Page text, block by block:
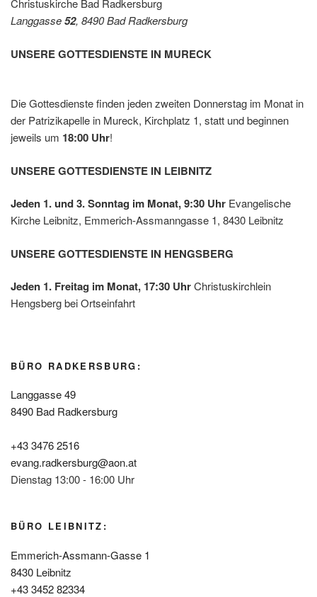
Christuskirche Bad Radkersburg
Langgasse52, 8490 Bad Radkersburg
UNSERE GOTTESDIENSTE IN MURECK
Die Gottesdienste finden jeden zweiten Donnerstag im Monat in
der Patrizikapelle in Mureck, Kirchplatz 1, statt und beginnen
jeweils um 18:00 Uhr!
UNSERE GOTTESDIENSTE IN LEIBNITZ
Jeden 1. und 3. Sonntag im Monat, 9:30 Uhr Evangelische
Kirche Leibnitz, Emmerich-Assmanngasse 1, 8430 Leibnitz
UNSERE GOTTESDIENSTE IN HENGSBERG
Jeden 1. Freitag im Monat, 17:30 UhrChristuskirchlein
Hengsberg bei Ortseinfahrt
BÜRO RADKERSBURG:
Langgasse 49
8490 Bad Radkersburg
+43 3476 2516
evang.radkersburg@aon.at
Dienstag 13:00 - 16:00 Uhr
BÜRO LEIBNITZ:
Emmerich-Assmann-Gasse 1
8430 Leibnitz
+43 3452 82334